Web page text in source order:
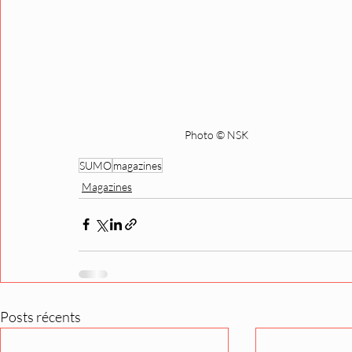
Photo © NSK
SUMOmagazines
Magazines
Posts récents